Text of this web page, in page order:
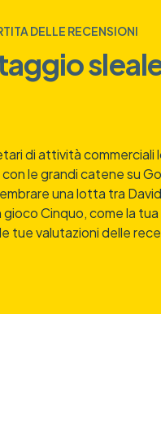
DELLE RECENSIONI
di attività commerciali
le grandi catene su
una lotta tra
gioco Cinquo, come la
tue valutazioni delle